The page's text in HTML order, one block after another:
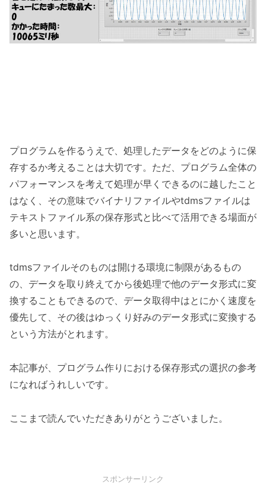
プログラムを作るうえで、処理したデータをどのように保
存するか考えることは大切です。ただ、プログラム全体の
パフォーマンスを考えて処理が早くできるのに越したこと
はなく、その意味でバイナリファイルやtdmsファイルは
テキストファイル系の保存形式と比べて活用できる場面が
多いと思います。
tdmsファイルそのものは開ける環境に制限があるもの
の、データを取り終えてから後処理で他のデータ形式に変
換することもできるので、データ取得中はとにかく速度を
優先して、その後はゆっくり好みのデータ形式に変換する
という方法がとれます。
本記事が、プログラム作りにおける保存形式の選択の参考
になればうれしいです。
ここまで読んでいただきありがとうございました。
スポンサーリンク